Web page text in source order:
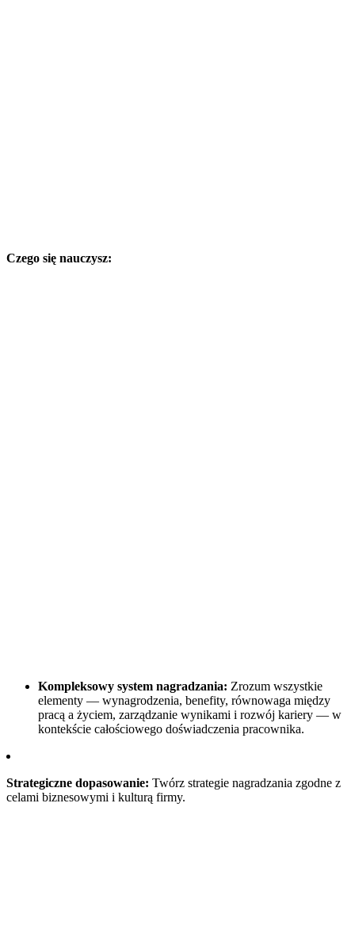
Czego się nauczysz:
Kompleksowy system nagradzania: Zrozum wszystkie
elementy — wynagrodzenia, benefity, równowaga między
pracą a życiem, zarządzanie wynikami i rozwój kariery — w
kontekście całościowego doświadczenia pracownika.
Strategiczne dopasowanie: Twórz strategie nagradzania zgodne z
celami biznesowymi i kulturą firmy.